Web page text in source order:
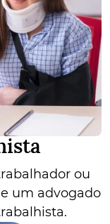
ou
um advogado